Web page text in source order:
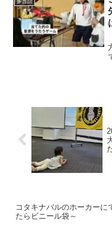
コタキナバルのホーカーに
たらビニール袋～